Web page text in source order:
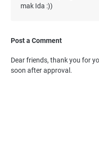
mak Ida :))
Post a Comment
Dear friends, thank you for
soon after approval.